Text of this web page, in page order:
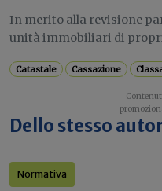
In merito alla revisione
unità immobiliari di
Catastale Cassazione
Dello stesso
Normativa